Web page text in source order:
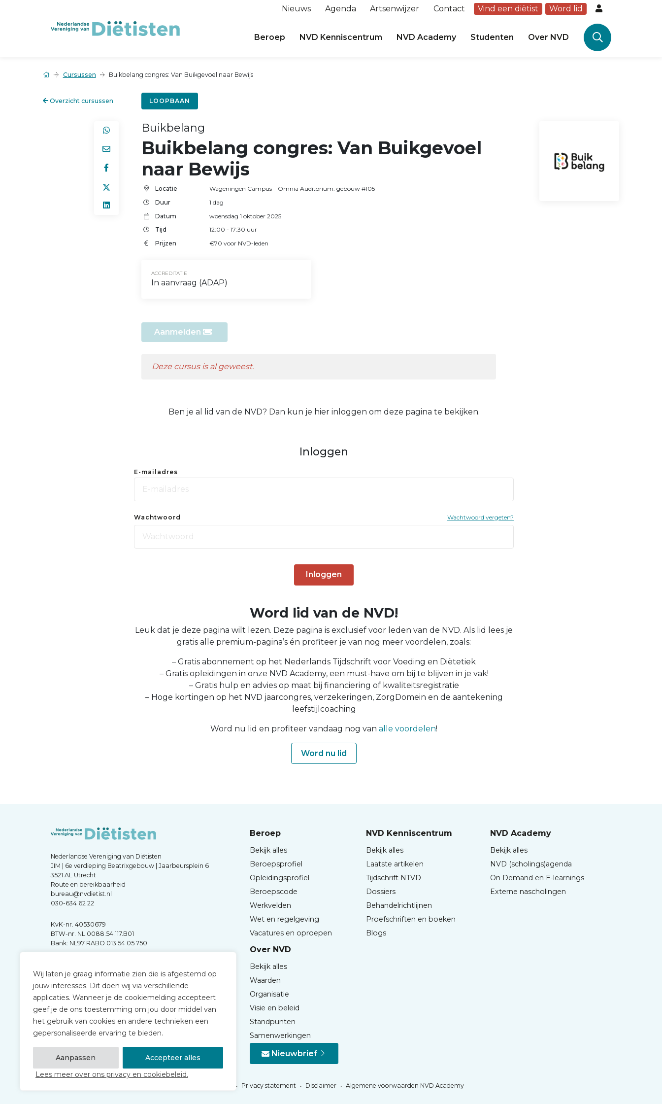
Wij laten je graag informatie zien die is afgestemd op
jouw interesses. Dit doen wij via verschillende
applicaties. Wanneer je de cookiemelding accepteert
geef je de ons toestemming om jou door middel van
het gebruik van cookies en andere technieken een
gepersonaliseerde ervaring te bieden.
Aanpassen
Accepteer alles
Lees meer over ons privacy en cookiebeleid.
Nieuws Agenda Artsenwijzer Contact Vind een diëtist Word lid
Beroep NVD Kenniscentrum NVD Academy Studenten Over NVD
Cursussen Buikbelang congres: Van Buikgevoel naar Bewijs
Overzicht cursussen LOOPBAAN
Buikbelang
Buikbelang congres: Van Buikgevoel
naar Bewijs
Locatie
Wageningen Campus – Omnia Auditorium: gebouw #105
Duur
1 dag
Datum
woensdag 1 oktober 2025
Tijd
12:00 - 17:30 uur
Prijzen
€70 voor NVD-leden
ACCREDITATIE
In aanvraag (ADAP)
Aanmelden
Deze cursus is al geweest.
Ben je al lid van de NVD? Dan kun je hier inloggen om deze pagina te bekijken.
Inloggen
E-mailadres
Wachtwoord Wachtwoord vergeten?
Inloggen
Word lid van de NVD!
Leuk dat je deze pagina wilt lezen. Deze pagina is exclusief voor leden van de NVD. Als lid lees je
gratis alle premium-pagina’s én profiteer je van nog meer voordelen, zoals:
– Gratis abonnement op het Nederlands Tijdschrift voor Voeding en Diëtetiek
– Gratis opleidingen in onze NVD Academy, een must-have om bij te blijven in je vak!
– Gratis hulp en advies op maat bij financiering of kwaliteitsregistratie
– Hoge kortingen op het NVD jaarcongres, verzekeringen, ZorgDomein en de aantekening
leefstijlcoaching
Word nu lid en profiteer vandaag nog van alle voordelen!
Word nu lid
Nederlandse Vereniging van Diëtisten
JIM | 6e verdieping Beatrixgebouw | Jaarbeursplein 6
3521 AL Utrecht
Route en bereikbaarheid
bureau@nvdietist.nl
030-634 62 22
KvK-nr. 40530679
BTW-nr. NL.0088.54.117.B01
Bank: NL97 RABO 013 54 05 750
Beroep
Bekijk alles
Beroepsprofiel
Opleidingsprofiel
Beroepscode
Werkvelden
Wet en regelgeving
Vacatures en oproepen
NVD Kenniscentrum
Bekijk alles
Laatste artikelen
Tijdschrift NTVD
Dossiers
Behandelrichtlijnen
Proefschriften en boeken
Blogs
NVD Academy
Bekijk alles
NVD (scholings)agenda
On Demand en E-learnings
Externe nascholingen
Over NVD
Bekijk alles
Waarden
Organisatie
Visie en beleid
Standpunten
Samenwerkingen
Nieuwbrief
Privacy statement Disclaimer Algemene voorwaarden NVD Academy